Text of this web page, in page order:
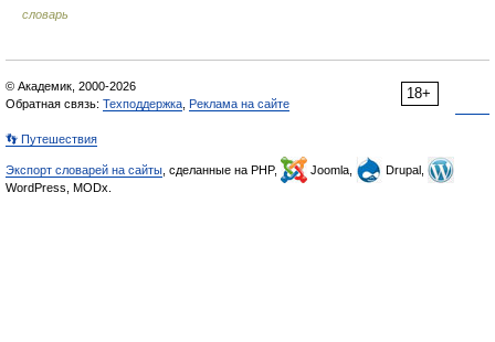
словарь
18+
© Академик, 2000-2026
Обратная связь: Техподдержка Реклама на сайте
👣 Путешествия
Экспорт словарей на сайты , сделанные на PHP, Joomla,
Drupal,
WordPress, MODx.